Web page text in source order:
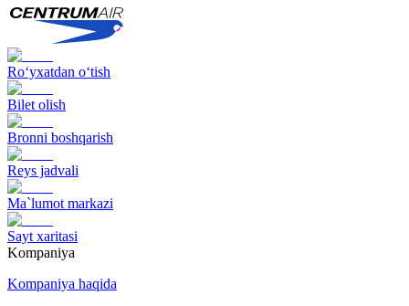
Ro‘yxatdan o‘tish
Bilet olish
Bronni boshqarish
Reys jadvali
Ma`lumot markazi
Sayt xaritasi
Kompaniya
Kompaniya haqida